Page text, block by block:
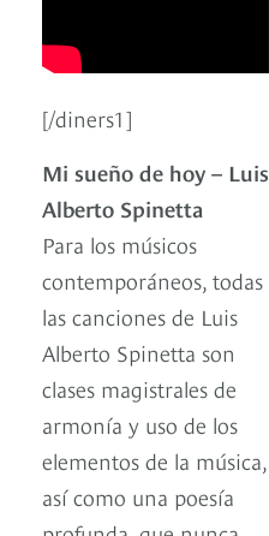
[/diners1]
Mi sueño de hoy – Luis
Alberto Spinetta
Para los músicos
contemporáneos, todas
las canciones de Luis
Alberto Spinetta son
clases magistrales de
armonía y uso de los
elementos de la música,
así como una poesía